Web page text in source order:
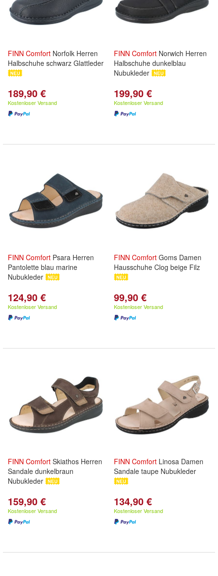
FINN Comfort Norfolk Herren
Halbschuhe schwarz Glattleder
189,90 €
Kostenloser Versand
FINN Comfort Norwich Herren
Halbschuhe dunkelblau
Nubukleder
199,90 €
Kostenloser Versand
FINN Comfort Psara Herren
Pantolette blau marine
Nubukleder
124,90 €
Kostenloser Versand
FINN Comfort Goms Damen
Hausschuhe Clog beige Filz
99,90 €
Kostenloser Versand
FINN Comfort Skiathos Herren
Sandale dunkelbraun
Nubukleder
159,90 €
Kostenloser Versand
FINN Comfort Linosa Damen
Sandale taupe Nubukleder
134,90 €
Kostenloser Versand